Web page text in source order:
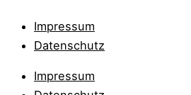
Impressum
Datenschutz
Impressum